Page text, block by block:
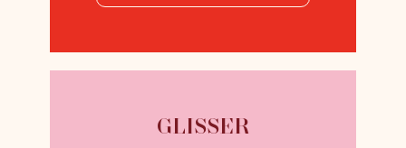
GLISSER